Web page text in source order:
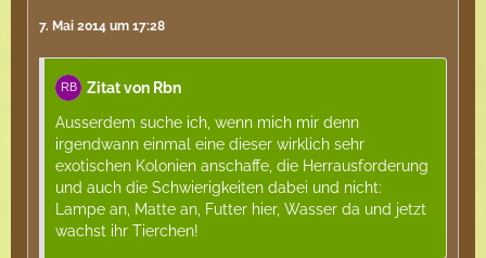
7. Mai 2014 um 17:28
Zitat von Rbn
Ausserdem suche ich, wenn mich mir denn
irgendwann einmal eine dieser wirklich sehr
exotischen Kolonien anschaffe, die Herrausforderung
und auch die Schwierigkeiten dabei und nicht:
Lampe an, Matte an, Futter hier, Wasser da und jetzt
wachst ihr Tierchen!